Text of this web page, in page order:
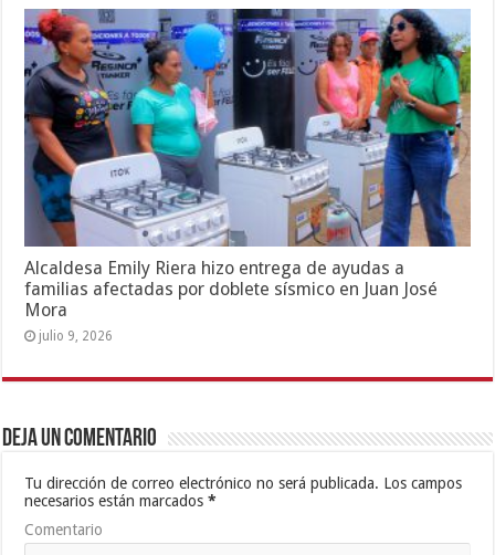
Alcaldesa Emily Riera hizo entrega de ayudas a
familias afectadas por doblete sísmico en Juan José
Mora
julio 9, 2026
Deja un comentario
Tu dirección de correo electrónico no será publicada. Los campos
necesarios están marcados*
Comentario